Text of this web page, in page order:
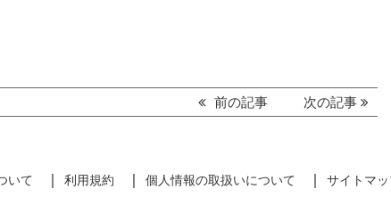
次の記事
前の記事
いて 利用規約 個人情報の取扱いについて サイトマ